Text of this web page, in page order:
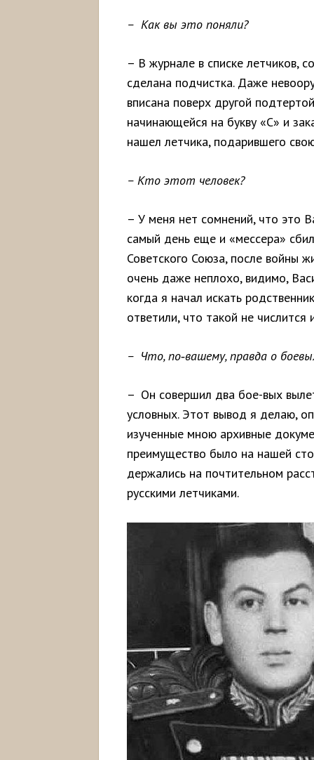
– Как вы это поняли?
– В журнале в списке летчиков,
сделана подчистка. Даже
вписана поверх другой
начинающейся на букву «С» и
нашел летчика, подарившего
– Кто этот человек?
– У меня нет сомнений, что это
самый день еще и «мессера»
Советского Союза, после войны
очень даже неплохо, видимо,
когда я начал искать
ответили, что такой не числится
– Что, по‑вашему,правда о
– Он совершил два бое-вых
условных. Этот вывод я делаю,
изученные мною архивные
преимущество было на нашей
держались на почтительном
русскими летчиками.